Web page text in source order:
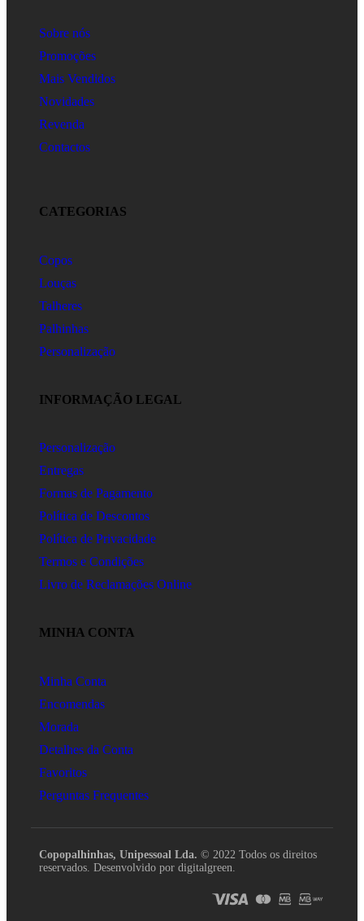
Sobre nós
Promoções
Mais Vendidos
Novidades
Revenda
Contactos
CATEGORIAS
Copos
Louças
Talheres
Palhinhas
Personalização
INFORMAÇÃO LEGAL
Personalização
Entregas
Formas de Pagamento
Política de Descontos
Política de Privacidade
Termos e Condições
Livro de Reclamações Online
MINHA CONTA
Minha Conta
Encomendas
Morada
Detalhes da Conta
Favoritos
Perguntas Frequentes
Copopalhinhas, Unipessoal Lda. © 2022 Todos os direitos
reservados. Desenvolvido por digitalgreen.